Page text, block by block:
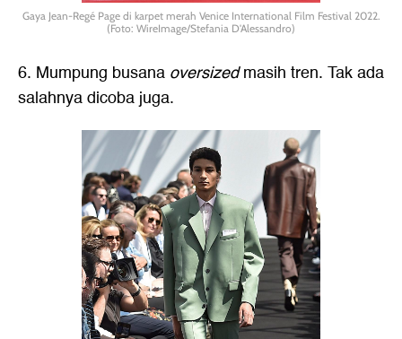
Gaya Jean-Regé Page di karpet merah Venice International Film Festival 2022.
(Foto: WireImage/Stefania D'Alessandro)
6. Mumpung busana oversizedmasih tren. Tak ada
salahnya dicoba juga.